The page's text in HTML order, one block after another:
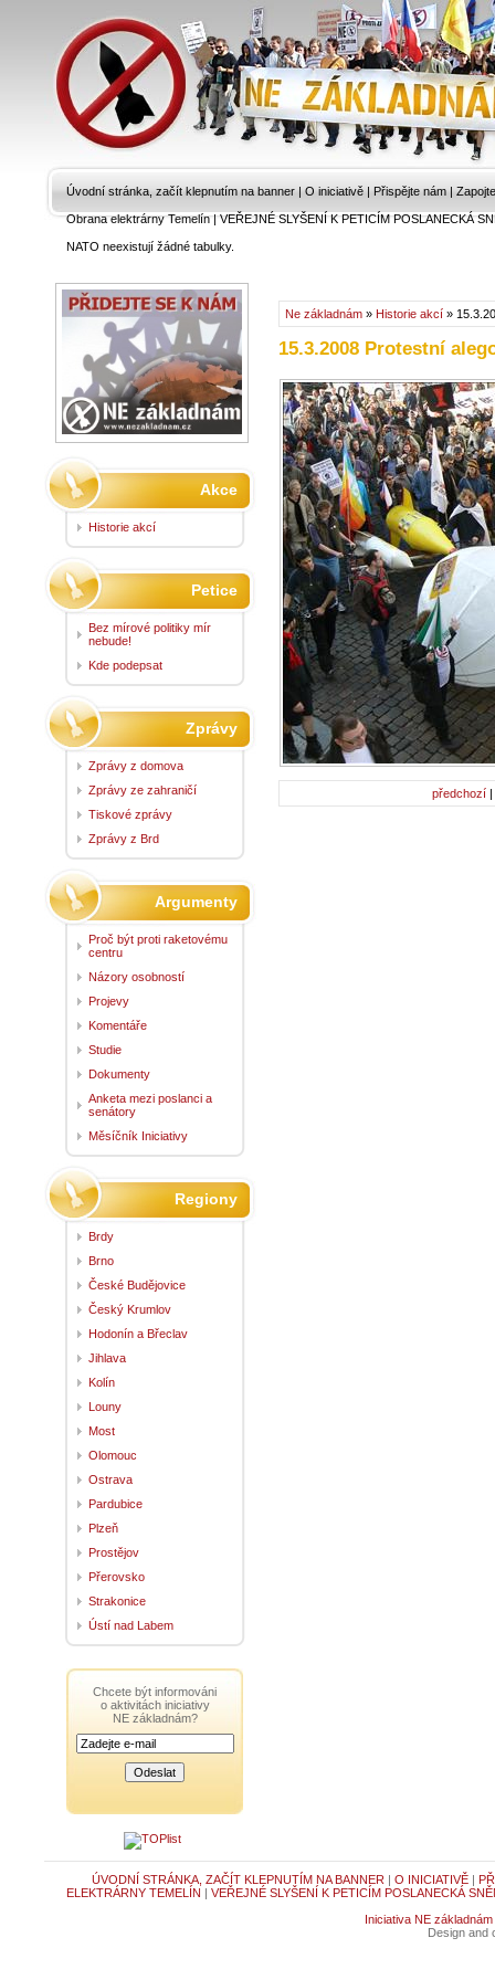
Úvodní stránka, začít klepnutím na banner | O iniciativě | Přispějte nám |
Obrana elektrárny Temelín|VEŘEJNÉ SLYŠENÍ K PETICÍM POSLANECKÁ
NATO neexistují žádné tabulky.
Ne základnám » Historie akcí »
15.3.2008 Protestní
předchozí |
Akce
Historie akcí
Petice
Bez mírové politiky mír
nebude!
Kde podepsat
Zprávy
Zprávy z domova
Zprávy ze zahraničí
Tiskové zprávy
Zprávy z Brd
Argumenty
Proč být proti raketovému
centru
Názory osobností
Projevy
Komentáře
Studie
Dokumenty
Anketa mezi poslanci a
senátory
Měsíčník Iniciativy
Regiony
Brdy
Brno
České Budějovice
Český Krumlov
Hodonín a Břeclav
Jihlava
Kolín
Louny
Most
Olomouc
Ostrava
Pardubice
Plzeň
Prostějov
Přerovsko
Strakonice
Ústí nad Labem
Chcete být informováni
o aktivitách iniciativy
NE základnám?
ÚVODNÍ STRÁNKA, ZAČÍT KLEPNUTÍM NA BANNER | O INICIATIVĚ|
ELEKTRÁRNY TEMELÍN | VEŘEJNÉ SLYŠENÍ K PETICÍM POSLANECKÁ
Iniciativa NE základnám
Design and